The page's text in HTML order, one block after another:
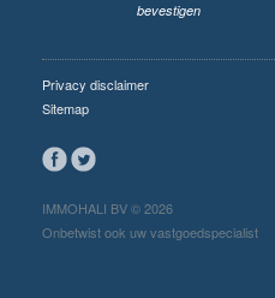
bevestigen
Privacy disclaimer
Sitemap
IMMOHALI BV © 2026
Onbetwist ook uw vastgoedspecialist